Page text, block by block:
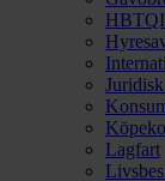
Lagfart